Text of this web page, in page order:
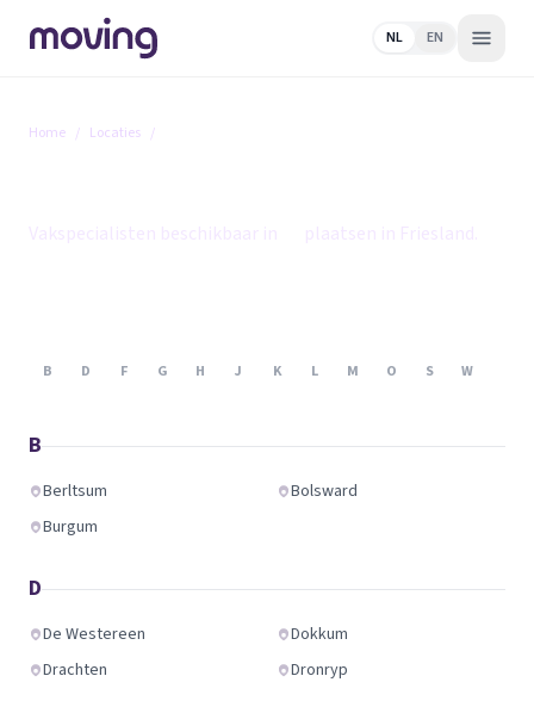
NL EN
Home / Locaties /
B D F G H J K L M O S W
B
Berltsum
Bolsward
Burgum
D
De Westereen
Dokkum
Drachten
Dronryp